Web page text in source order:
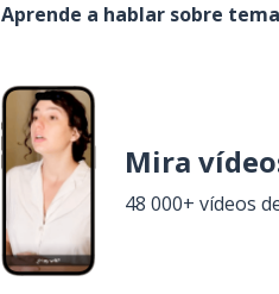
Aprende a hablar sobre
Mira
48 000+ vídeos